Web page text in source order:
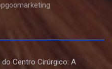
Centro Cirúrgico: A